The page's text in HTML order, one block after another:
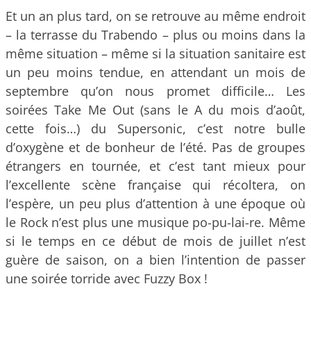
Et un an plus tard, on se retrouve au même endroit
– la terrasse du Trabendo – plus ou moins dans la
même situation – même si la situation sanitaire est
un peu moins tendue, en attendant un mois de
septembre qu’on nous promet difficile… Les
soirées Take Me Out (sans le A du mois d’août,
cette fois…) du Supersonic, c’est notre bulle
d’oxygène et de bonheur de l’été. Pas de groupes
étrangers en tournée, et c’est tant mieux pour
l’excellente scène française qui récoltera, on
l’espère, un peu plus d’attention à une époque où
le Rock n’est plus une musique po-pu-lai-re. Même
si le temps en ce début de mois de juillet n’est
guère de saison, on a bien l’intention de passer
une soirée torride avec Fuzzy Box !